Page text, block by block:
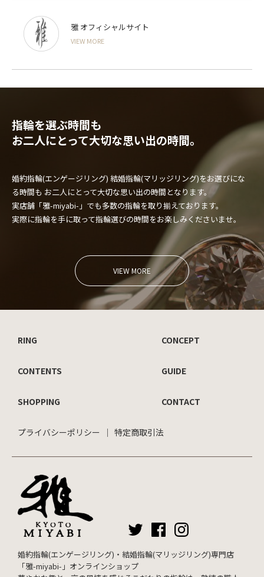
雅 オフィシャルサイト
VIEW MORE
指輪を選ぶ時間も
お二人にとって大切な思い出の時間。
婚約指輪(エンゲージリング) 結婚指輪(マリッジリング)をお選びにな
る時間も お二人にとって大切な思い出の時間となります。
実店舗「雅-miyabi-」でも多数の指輪を取り揃えております。
実際に指輪を手に取って指輪選びの時間をお楽しみくださいませ。
VIEW MORE
RING CONCEPT
CONTENTS GUIDE
SHOPPING CONTACT
プライバシーポリシー 特定商取引法
婚約指輪(エンゲージリング)・結婚指輪(マリッジリング)専門店
「雅-miyabi-」オンラインショップ